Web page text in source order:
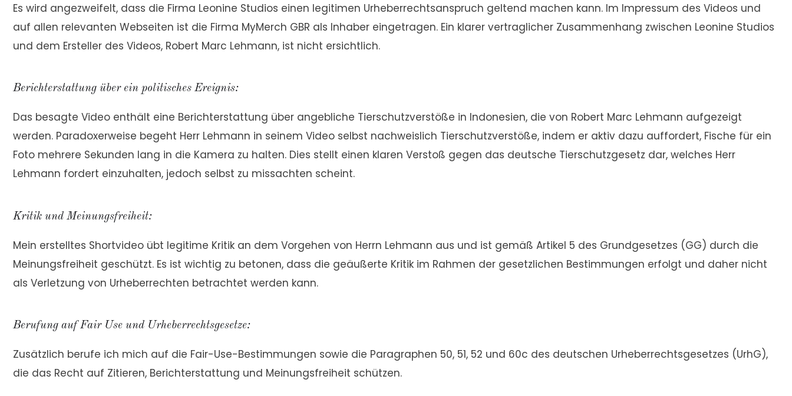
Es wird angezweifelt, dass die Firma Leonine Studios einen legitimen Urheberrechtsanspruch geltend machen kann. Im Impressum des Videos und
auf allen relevanten Webseiten ist die Firma MyMerch GBR als Inhaber eingetragen. Ein klarer vertraglicher Zusammenhang zwischen Leonine Studios
und dem Ersteller des Videos, Robert Marc Lehmann, ist nicht ersichtlich.
Berichterstattung über ein politisches Ereignis:
Das besagte Video enthält eine Berichterstattung über angebliche Tierschutzverstöße in Indonesien, die von Robert Marc Lehmann aufgezeigt
werden. Paradoxerweise begeht Herr Lehmann in seinem Video selbst nachweislich Tierschutzverstöße, indem er aktiv dazu auffordert, Fische für ein
Foto mehrere Sekunden lang in die Kamera zu halten. Dies stellt einen klaren Verstoß gegen das deutsche Tierschutzgesetz dar, welches Herr
Lehmann fordert einzuhalten, jedoch selbst zu missachten scheint.
Kritik und Meinungsfreiheit:
Mein erstelltes Shortvideo übt legitime Kritik an dem Vorgehen von Herrn Lehmann aus und ist gemäß Artikel 5 des Grundgesetzes (GG) durch die
Meinungsfreiheit geschützt. Es ist wichtig zu betonen, dass die geäußerte Kritik im Rahmen der gesetzlichen Bestimmungen erfolgt und daher nicht
als Verletzung von Urheberrechten betrachtet werden kann.
Berufung auf Fair Use und Urheberrechtsgesetze:
Zusätzlich berufe ich mich auf die Fair-Use-Bestimmungen sowie die Paragraphen 50, 51, 52 und 60c des deutschen Urheberrechtsgesetzes (UrhG),
die das Recht auf Zitieren, Berichterstattung und Meinungsfreiheit schützen.